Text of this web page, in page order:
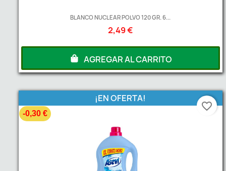
BLANCO NUCLEAR POLVO 120 GR. 6...
2,49 €
AGREGAR AL CARRITO
¡EN OFERTA!
-0,30 €
favorite_border